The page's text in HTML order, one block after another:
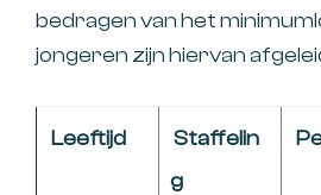
bedragen van het
jongeren zijn hiervan
Leeftijd
Staffelin
g